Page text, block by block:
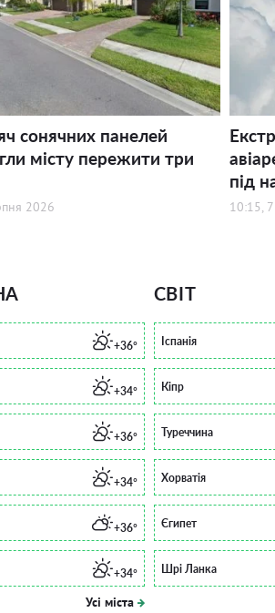
сонячних панелей
місту пережити три
2026
під
10:15,
+36°
+34°
+36°
+34°
+36°
+34°
Усі міста
СВІТ
Іспанія
Кіпр
Туреччина
Хорватія
Єгипет
Шрі Ланка